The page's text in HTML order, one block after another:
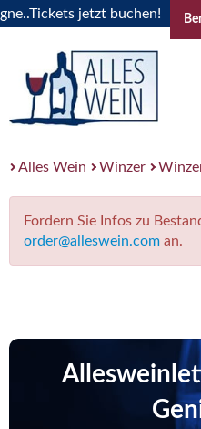
jetzt buchen!
Alles Wein Winzer
Fordern Sie Infos zu
order@alleswein.com an.